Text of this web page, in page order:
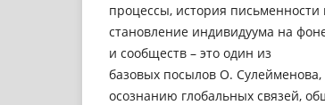
процессы, история письменности
становление индивидуума на
и сообществ – это один из
базовых посылов О.
осознанию глобальных связей,